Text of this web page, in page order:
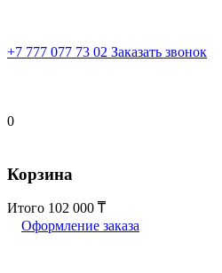
+7 777 077 73 02 Заказать звонок
0
Корзина
Итого 102 000
Оформление заказа